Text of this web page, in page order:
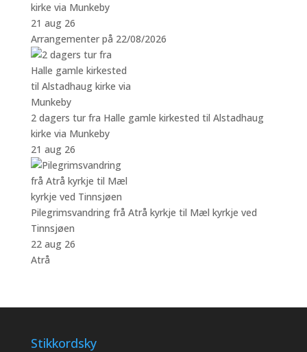
kirke via Munkeby
21 aug 26
Arrangementer på 22/08/2026
2 dagers tur fra Halle gamle kirkested til Alstadhaug
kirke via Munkeby
21 aug 26
Pilegrimsvandring frå Atrå kyrkje til Mæl kyrkje ved
Tinnsjøen
22 aug 26
Atrå
Stikkordsky